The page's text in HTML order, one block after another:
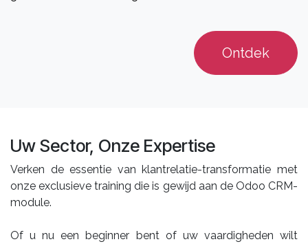
Ontdek​
Uw Sector, Onze Expertise
Verken de essentie van klantrelatie-transformatie met
onze exclusieve training die is gewijd aan de Odoo CRM-
module.
Of u nu een beginner bent of uw vaardigheden wilt